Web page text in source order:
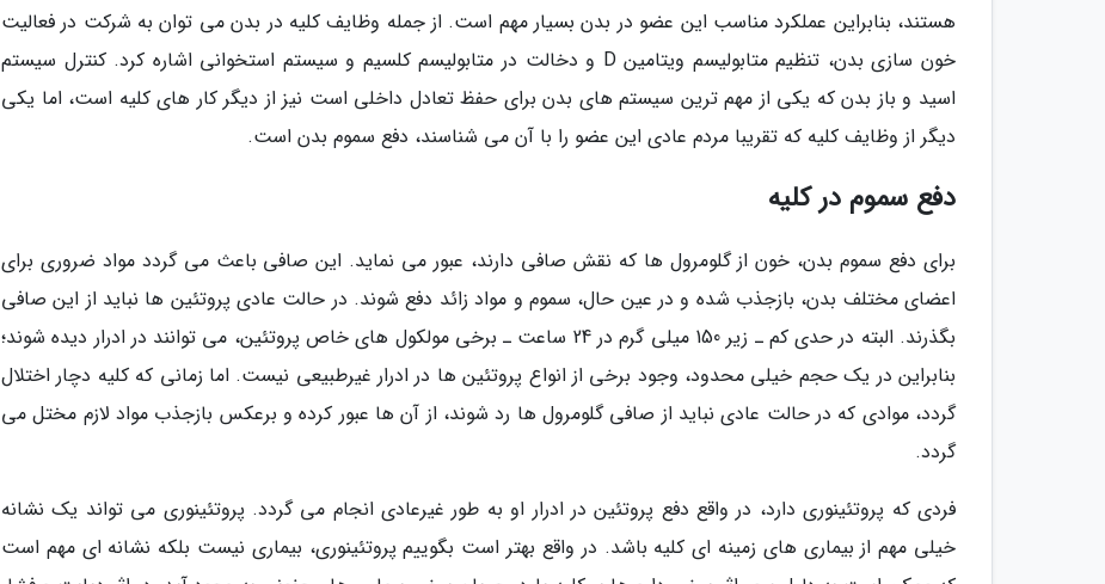
هستند، بنابراین عملکرد مناسب این عضو در بدن بسیار مهم است. از جمله وظایف کلیه در بدن می توان به شرکت در فعالیت
خون سازی بدن، تنظیم متابولیسم ویتامین D و دخالت در متابولیسم کلسیم و سیستم استخوانی اشاره کرد. کنترل سیستم
اسید و باز بدن که یکی از مهم ترین سیستم های بدن برای حفظ تعادل داخلی است نیز از دیگر کار های کلیه است، اما یکی
دیگر از وظایف کلیه که تقریبا مردم عادی این عضو را با آن می شناسند، دفع سموم بدن است.
دفع سموم در کلیه
برای دفع سموم بدن، خون از گلومرول ها که نقش صافی دارند، عبور می نماید. این صافی باعث می گردد مواد ضروری برای
اعضای مختلف بدن، بازجذب شده و در عین حال، سموم و مواد زائد دفع شوند. در حالت عادی پروتئین ها نباید از این صافی
بگذرند. البته در حدی کم ـ زیر 150 میلی گرم در 24 ساعت ـ برخی مولکول های خاص پروتئین، می توانند در ادرار دیده شوند؛
بنابراین در یک حجم خیلی محدود، وجود برخی از انواع پروتئین ها در ادرار غیرطبیعی نیست. اما زمانی که کلیه دچار اختلال
گردد، موادی که در حالت عادی نباید از صافی گلومرول ها رد شوند، از آن ها عبور کرده و برعکس بازجذب مواد لازم مختل می
گردد.
فردی که پروتئینوری دارد، در واقع دفع پروتئین در ادرار او به طور غیرعادی انجام می گردد. پروتئینوری می تواند یک نشانه
خیلی مهم از بیماری های زمینه ای کلیه باشد. در واقع بهتر است بگوییم پروتئینوری، بیماری نیست بلکه نشانه ای مهم است